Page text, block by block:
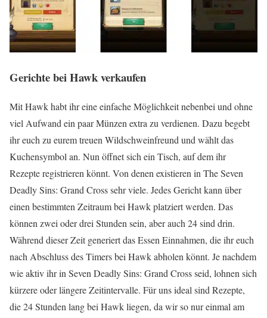
Gerichte bei Hawk verkaufen
Mit Hawk habt ihr eine einfache Möglichkeit nebenbei und ohne
viel Aufwand ein paar Münzen extra zu verdienen. Dazu begebt
ihr euch zu eurem treuen Wildschweinfreund und wählt das
Kuchensymbol an. Nun öffnet sich ein Tisch, auf dem ihr
Rezepte registrieren könnt. Von denen existieren in The Seven
Deadly Sins: Grand Cross sehr viele. Jedes Gericht kann über
einen bestimmten Zeitraum bei Hawk platziert werden. Das
können zwei oder drei Stunden sein, aber auch 24 sind drin.
Während dieser Zeit generiert das Essen Einnahmen, die ihr euch
nach Abschluss des Timers bei Hawk abholen könnt. Je nachdem
wie aktiv ihr in Seven Deadly Sins: Grand Cross seid, lohnen sich
kürzere oder längere Zeitintervalle. Für uns ideal sind Rezepte,
die 24 Stunden lang bei Hawk liegen, da wir so nur einmal am